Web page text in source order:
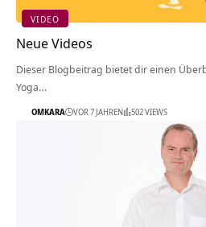
VIDEO
Neue Videos
Dieser Blogbeitrag bietet dir einen
Yoga…
OMKARA VOR 7 JAHREN 502 VIEWS